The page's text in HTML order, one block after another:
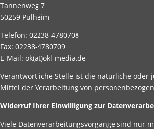
Tannenweg 7
50259 Pulheim
Telefon: 02238-4780708
Fax: 02238-4780709
E-Mail: ok(at)okl-media.de
Verantwortliche Stelle ist die natürliche oder
Mittel der Verarbeitung von
Widerruf Ihrer Einwilligung zur
Viele Datenverarbeitungsvorgänge sind nur